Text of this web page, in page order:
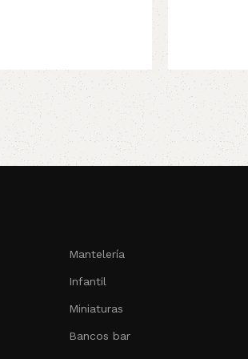
Mantelería
Infantil
Miniaturas
Bancos bar